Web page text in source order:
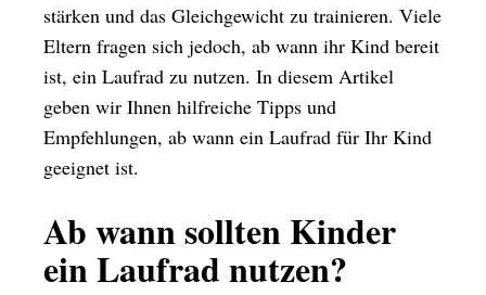
stärken und das Gleichgewicht zu trainieren. Viele
Eltern fragen sich jedoch, ab wann ihr Kind bereit
ist, ein Laufrad zu nutzen. In diesem Artikel
geben wir Ihnen hilfreiche Tipps und
Empfehlungen, ab wann ein Laufrad für Ihr Kind
geeignet ist.
Ab wann sollten Kinder
ein Laufrad nutzen?